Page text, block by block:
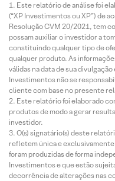
Este relatório de análise foi
(“XP Investimentos ou XP”) de
Resolução CVM 20/2021, tem
possam auxiliar o investidor a
constituindo qualquer tipo de
qualquer produto. As
válidas na data de sua
Investimentos não se
cliente com base no presente
Este relatório foi elaborado
produtos de modo a gerar
investidor.
O(s) signatário(s) deste
refletem única e
foram produzidas de forma
Investimentos e que estão
decorrência de alterações nas